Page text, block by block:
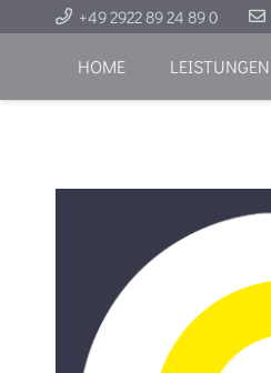
+49 2922 89 24 89 0
HOME LEISTUNGEN